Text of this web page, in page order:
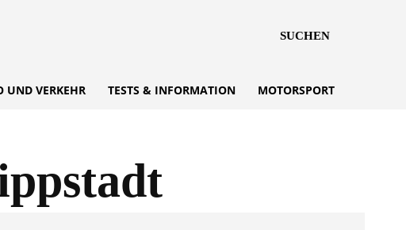
SUCHEN
UND VERKEHR TESTS & INFORMATION MOTORSPORT